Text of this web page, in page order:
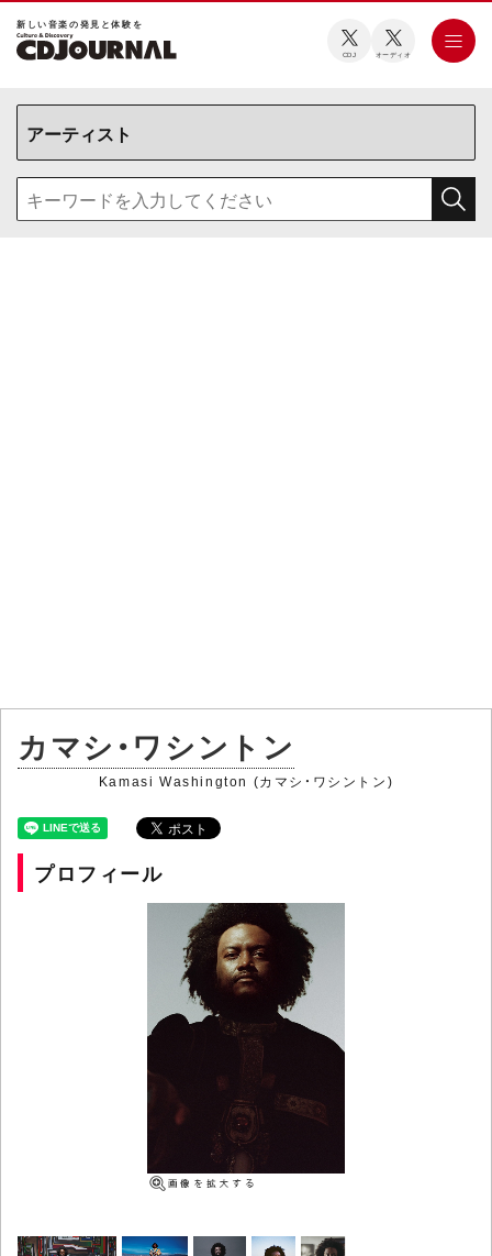
新しい⾳楽の発⾒と体験を
CDJ オーディオ
カマシ・ワシントン
Kamasi Washington (カマシ・ワシントン)
プロフィール